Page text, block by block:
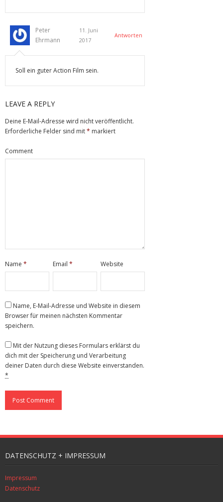
Peter
Ehrmann
11. Juni
2017
Antworten
Soll ein guter Action Film sein.
LEAVE A REPLY
Deine E-Mail-Adresse wird nicht veröffentlicht.
Erforderliche Felder sind mit* markiert
Comment
Name * Email* Website
Name, E-Mail-Adresse und Website in diesem
Browser für meinen nächsten Kommentar
speichern.
Mit der Nutzung dieses Formulars erklärst du
dich mit der Speicherung und Verarbeitung
deiner Daten durch diese Website einverstanden.
*
DATENSCHUTZ + IMPRESSUM
Impressum
Datenschutz